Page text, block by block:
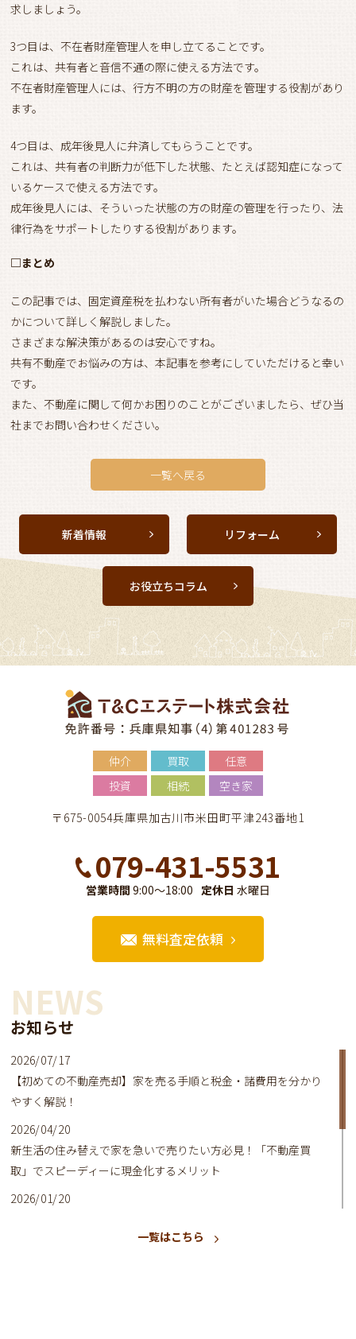
求しましょう。
3つ目は、不在者財産管理人を申し立てることです。
これは、共有者と音信不通の際に使える方法です。
不在者財産管理人には、行方不明の方の財産を管理する役割があり
ます。
4つ目は、成年後見人に弁済してもらうことです。
これは、共有者の判断力が低下した状態、たとえば認知症になって
いるケースで使える方法です。
成年後見人には、そういった状態の方の財産の管理を行ったり、法
律行為をサポートしたりする役割があります。
□まとめ
この記事では、固定資産税を払わない所有者がいた場合どうなるの
かについて詳しく解説しました。
さまざまな解決策があるのは安心ですね。
共有不動産でお悩みの方は、本記事を参考にしていただけると幸い
です。
また、不動産に関して何かお困りのことがございましたら、ぜひ当
社までお問い合わせください。
一覧へ戻る
新着情報 リフォーム
お役立ちコラム
仲介 買取
任意
投資
相続
空き家
〒675-0054兵庫県加古川市米田町平津243番地1
079-431-5531
営業時間 9:00～18:00 定休日 水曜日
無料査定依頼
NEWS
お知らせ
2026/07/17
【初めての不動産売却】家を売る手順と税金・諸費用を分かり
やすく解説！
2026/04/20
新生活の住み替えで家を急いで売りたい方必見！「不動産買
取」でスピーディーに現金化するメリット
2026/01/20
一覧はこちら